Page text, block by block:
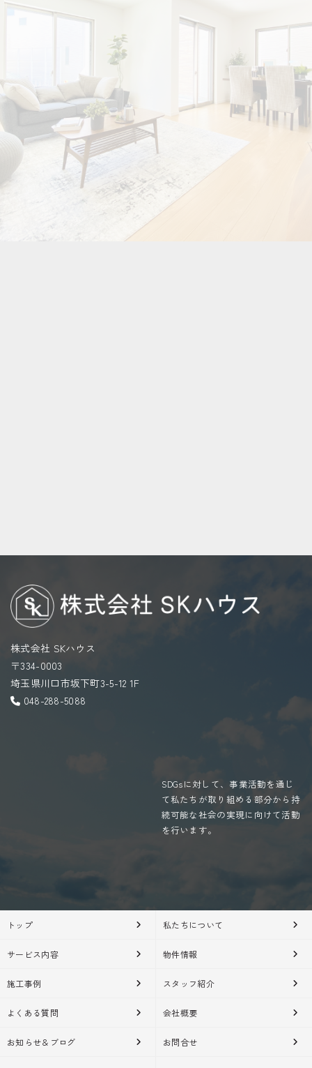
CONTACT
【受付時間】10:00～19:00
048-288-5088
LINEでのお問合せ
メールでのお問合せ
株式会社 SKハウス
〒334-0003
埼玉県川口市坂下町3-5-12 1F
048-288-5088
SDGsに対して、事業活動を通じ
て私たちが取り組める部分から持
続可能な社会の実現に向けて活動
を行います。
トップ 私たちについて
サービス内容 物件情報
施工事例 スタッフ紹介
よくある質問 会社概要
お知らせ＆ブログ お問合せ